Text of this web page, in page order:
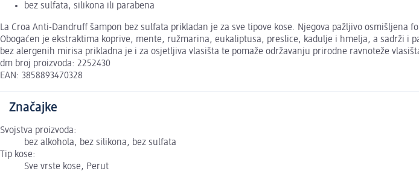
bez sulfata, silikona ili parabena
La Croa Anti-Dandruff šampon bez sulfata prikladan je za sve tipove kose. Njegova pažljivo
Obogaćen je ekstraktima koprive, mente, ružmarina, eukaliptusa, preslice, kadulje i hmelja, a sadrži i
bez alergenih mirisa prikladna je i za osjetljiva vlasišta te pomaže održavanju prirodne ravnoteže
dm broj proizvoda: 2252430
EAN: 3858893470328
Značajke
Svojstva proizvoda:
bez alkohola, bez silikona, bez sulfata
Tip kose:
Sve vrste kose, Perut